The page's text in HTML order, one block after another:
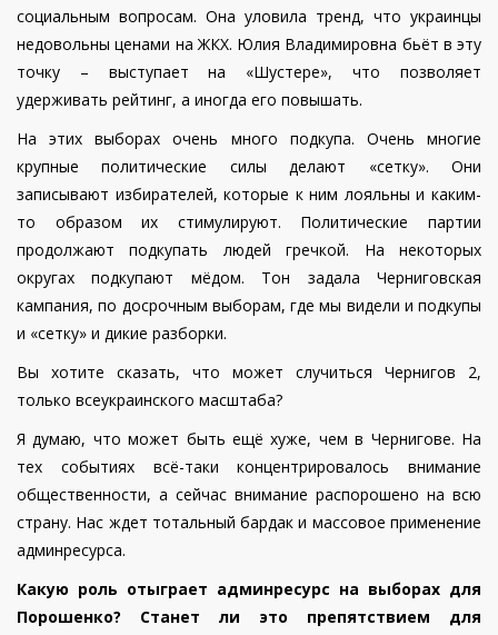
социальным вопросам. Она уловила тренд, что украинцы
недовольны ценами на ЖКХ. Юлия Владимировна бьёт в эту
точку – выступает на «Шустере», что позволяет
удерживать рейтинг, а иногда его повышать.
На этих выборах очень много подкупа. Очень многие
крупные политические силы делают «сетку». Они
записывают избирателей, которые к ним лояльны и каким-
то образом их стимулируют. Политические партии
продолжают подкупать людей гречкой. На некоторых
округах подкупают мёдом. Тон задала Черниговская
кампания, по досрочным выборам, где мы видели и подкупы
и «сетку» и дикие разборки.
Вы хотите сказать, что может случиться Чернигов 2,
только всеукраинского масштаба?
Я думаю, что может быть ещё хуже, чем в Чернигове. На
тех событиях всё-таки концентрировалось внимание
общественности, а сейчас внимание распорошено на всю
страну. Нас ждет тотальный бардак и массовое применение
админресурса.
Какую роль отыграет админресурс на выборах для
Порошенко? Станет ли это препятствием для